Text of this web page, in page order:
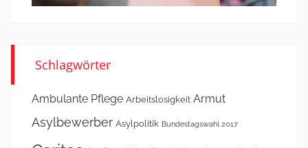
Schlagwörter
Ambulante Pflege Arbeitslosigkeit Armut
Asylbewerber Asylpolitik Bundestagswahl 2017